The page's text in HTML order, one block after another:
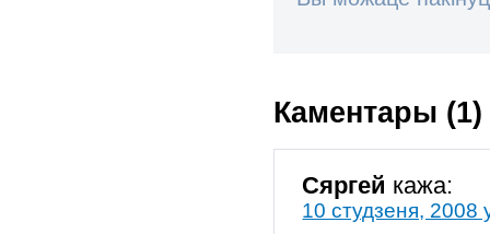
Каментары (1)
Сяргей кажа:
10 студзеня, 2008